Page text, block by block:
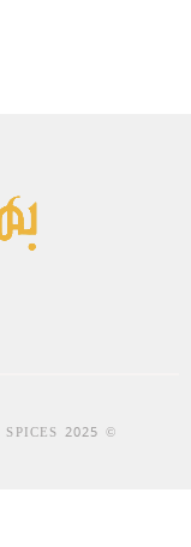
© 2025 YASSIN SPICES